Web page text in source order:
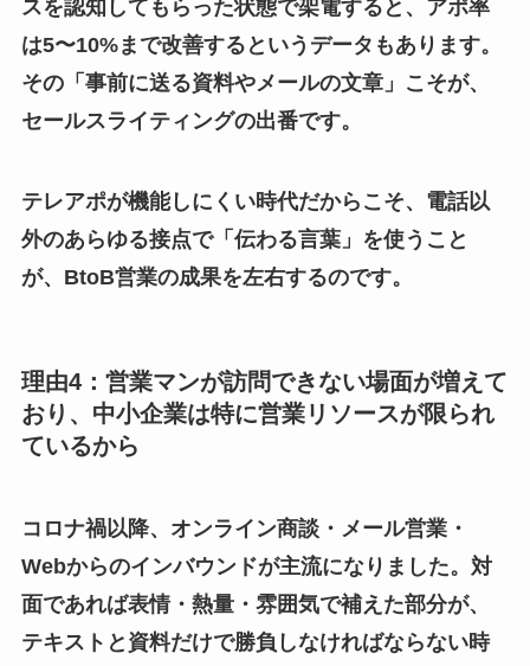
スを認知してもらった状態で架電すると、アポ率
は5〜10%まで改善するというデータもあります。
その「事前に送る資料やメールの文章」こそが、
セールスライティングの出番です。
テレアポが機能しにくい時代だからこそ、電話以
外のあらゆる接点で「伝わる言葉」を使うこと
が、BtoB営業の成果を左右するのです。
理由4：営業マンが訪問できない場面が増えて
おり、中小企業は特に営業リソースが限られ
ているから
コロナ禍以降、オンライン商談・メール営業・
Webからのインバウンドが主流になりました。対
面であれば表情・熱量・雰囲気で補えた部分が、
テキストと資料だけで勝負しなければならない時